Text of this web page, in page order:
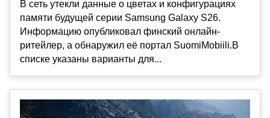
В сеть утекли данные о цветах и конфигурациях
памяти будущей серии Samsung Galaxy S26.
Информацию опубликовал финский онлайн-
ритейлер, а обнаружил её портал SuomiMobiili.В
списке указаны варианты для...